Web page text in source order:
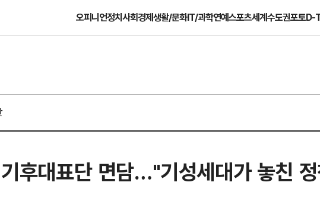
오피니언정치사회경제생활/문화IT/과학연예스포츠세계수도권포토D-
후대표단 면담…"기성세대가 놓친